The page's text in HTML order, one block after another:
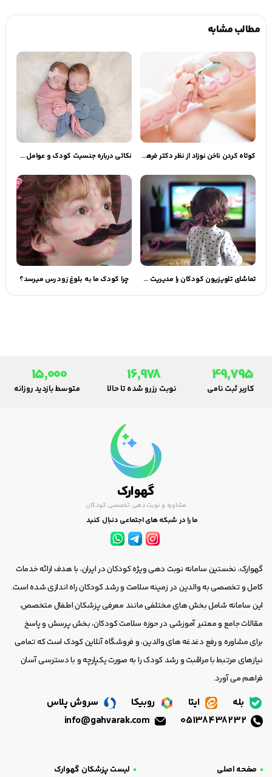
مطالب مشابه
كوتاه كردن ناخن نوزاد از نظر دکتر فرهت نکاتی درباره جنسیت کودک و عوامل موثر بر آن | گهوارک
تماشای تلویزیون کودکان را مدیریت کنیم چرا کودک ما به بلوغ زود رس میرسد؟
49,795
کاربر ثبت نامی
16,978
نوبت رزرو شده تا حالا
15,000
متوسط بازدید روزانه
گهوارک
مشاوره و نوبت دهی تخصصی کودکان
ما را در شبکه های اجتماعی دنبال کنید
گهوارک، نخستین سامانه نوبت دهی ویژه کودکان در ایران، با هدف ارائه خدمات
کامل و تخصصی به والدین در زمینه سلامت و رشد کودکان راه اندازی شده است.
این سامانه شامل بخش های مختلفی مانند معرفی پزشکان اطفال متخصص،
مقالات جامع و معتبر آموزشی در حوزه سلامت کودکان، بخش پرسش و پاسخ
برای مشاوره و رفع دغدغه های والدین، و فروشگاه آنلاین کودک است که تمامی
نیازهای مرتبط با مراقبت و رشد کودک را به صورت یکپارچه و با دسترسی آسان
فراهم می آورد.
بله ایتا روبیکا
سروش پلاس
صفحه اصلی لیست پزشکان گهوارک